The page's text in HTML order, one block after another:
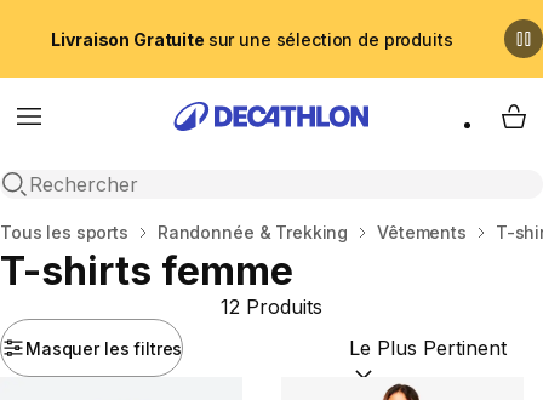
Livraison Gratuite sur une sélection de produits
Menu
Recherche ouverte
My
Accueil
Tous les sports Randonnée & Trekking Vêtements T-
T-shirts femme
Masquer les filtres
12 Produits
Trier par :(optional)